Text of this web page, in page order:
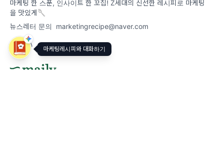
마케팅레시피와 대화하기
마케팅 한 스푼, 인사이트 한 꼬집! Z세대의 신선한 레시피로 마케팅
을 맛있게🥄
뉴스레터 문의
marketingrecipe@naver.com